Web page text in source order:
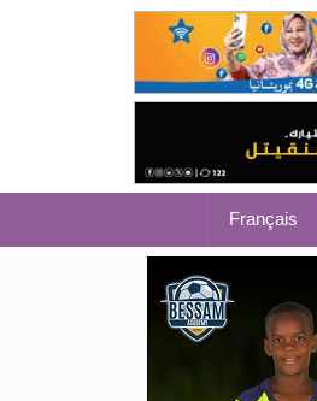
Français